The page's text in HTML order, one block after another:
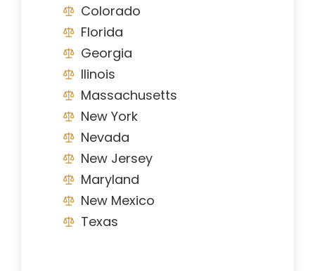
Colorado
Florida
Georgia
Ilinois
Massachusetts
New York
Nevada
New Jersey
Maryland
New Mexico
Texas